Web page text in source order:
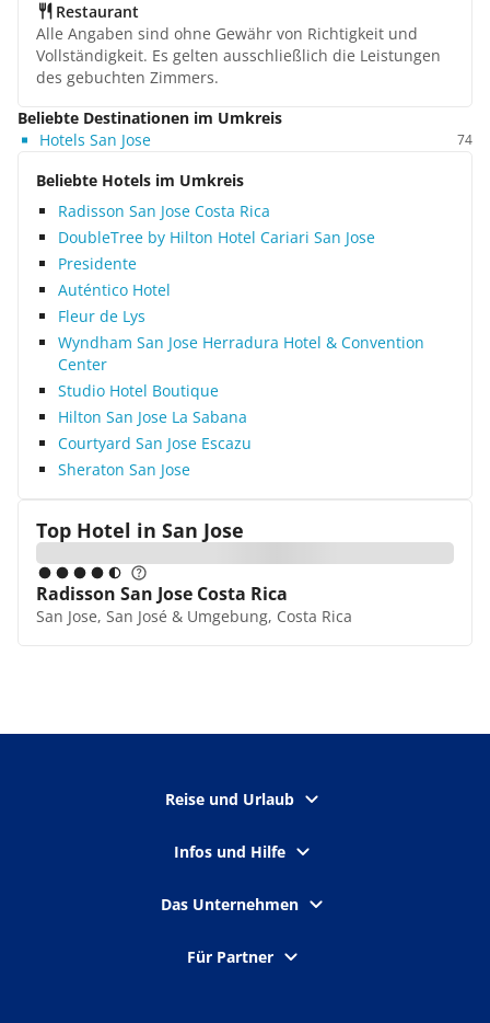
Restaurant
Alle Angaben sind ohne Gewähr von Richtigkeit und
Vollständigkeit. Es gelten ausschließlich die Leistungen
des gebuchten Zimmers.
Beliebte Destinationen im Umkreis
Hotels San Jose
74
Beliebte Hotels im Umkreis
Radisson San Jose Costa Rica
DoubleTree by Hilton Hotel Cariari San Jose
Presidente
Auténtico Hotel
Fleur de Lys
Wyndham San Jose Herradura Hotel & Convention
Center
Studio Hotel Boutique
Hilton San Jose La Sabana
Courtyard San Jose Escazu
Sheraton San Jose
Top Hotel in San Jose
Radisson San Jose Costa Rica
San Jose, San José & Umgebung, Costa Rica
Reise und Urlaub
Infos und Hilfe
Das Unternehmen
Für Partner